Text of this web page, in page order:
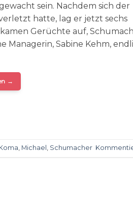
sein. Nachdem sich der
hatte, lag er jetzt sechs
Gerüchte auf,
Managerin, Sabine Kehm,
→
, Michael , Schumacher